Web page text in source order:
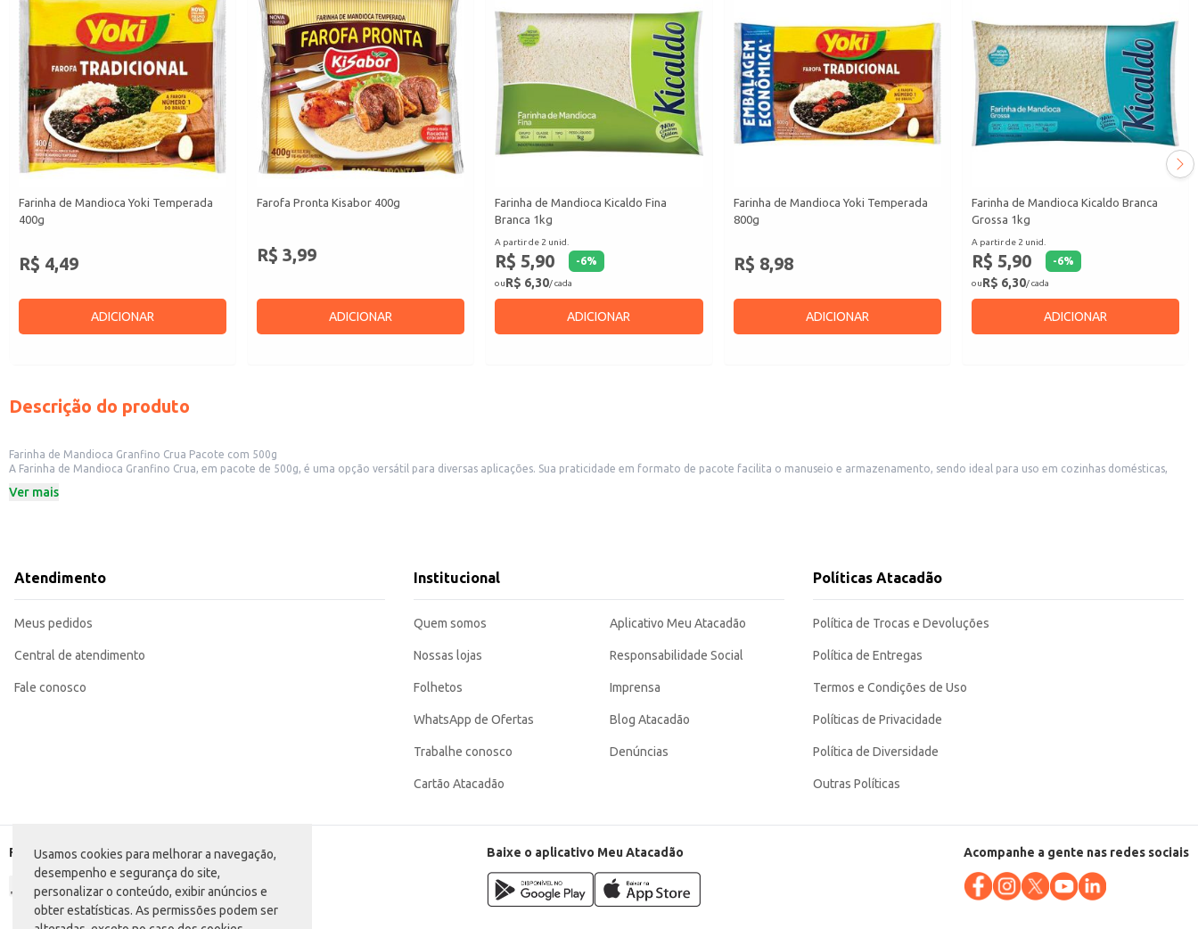
Usamos cookies para melhorar a navegação,
desempenho e segurança do site,
personalizar o conteúdo, exibir anúncios e
obter estatísticas. As permissões podem ser
Farinha de Mandioca Yoki Temperada
400g
R$ 4,49
ADICIONAR
Farofa Pronta Kisabor 400g
R$ 3,99
ADICIONAR
Farinha de Mandioca Kicaldo Fina
Branca 1kg
A partir de 2 unid.
R$ 5,90 -6%
ouR$ 6,30/ cada
ADICIONAR
Farinha de Mandioca Yoki Temperada
800g
R$ 8,98
ADICIONAR
Farinha de Mandioca Kicaldo Branca
Grossa 1kg
A partir de 2 unid.
R$ 5,90 -6%
ouR$ 6,30/ cada
ADICIONAR
Descrição do produto
Farinha de Mandioca Granfino Crua Pacote com 500g
A Farinha de Mandioca Granfino Crua, em pacote de 500g, é uma opção versátil para diversas aplicações. Sua praticidade em formato de pacote facilita o manuseio e armazenamento, sendo ideal para uso em cozinhas domésticas,
Dicas de uso:
A Farinha de Mandioca Granfino Crua oferece praticidade e rendimento, sendo uma escolha eficiente para o preparo de diversas receitas, tanto em escala doméstica quanto comercial.
Marca: Granfino
Departamento: Mercearia
Conteúdo: 500g
Ver mais
Atendimento
Meus pedidos
Central de atendimento
Fale conosco
Institucional
Quem somos
Nossas lojas
Folhetos
WhatsApp de Ofertas
Trabalhe conosco
Cartão Atacadão
Aplicativo Meu Atacadão
Responsabilidade Social
Imprensa
Blog Atacadão
Denúncias
Políticas Atacadão
Política de Trocas e Devoluções
Política de Entregas
Termos e Condições de Uso
Políticas de Privacidade
Política de Diversidade
Outras Políticas
Formas de pagamento Baixe o aplicativo Meu Atacadão Acompanhe a gente nas redes sociais